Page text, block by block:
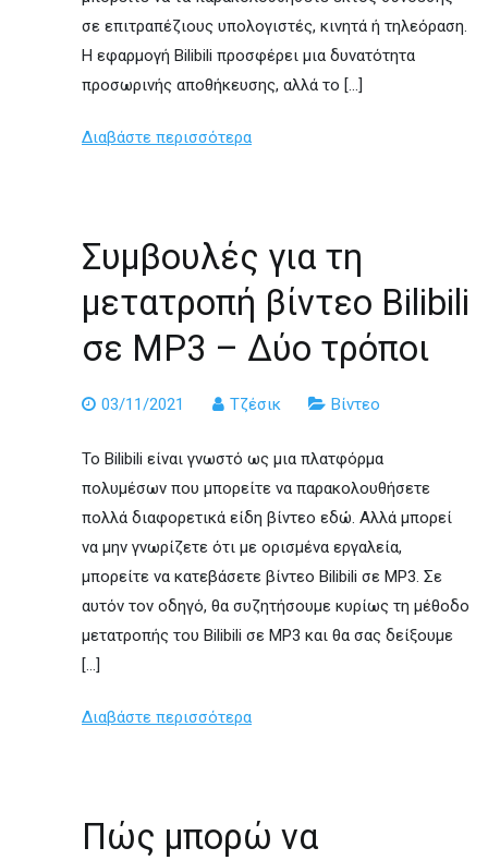
σε επιτραπέζιους υπολογιστές, κινητά ή τηλεόραση.
Η εφαρμογή Bilibili προσφέρει μια δυνατότητα
προσωρινής αποθήκευσης, αλλά το […]
Διαβάστε περισσότερα
Συμβουλές για τη
μετατροπή βίντεο Bilibili
σε MP3 – Δύο τρόποι
03/11/2021 Τζέσικ Βίντεο
Το Bilibili είναι γνωστό ως μια πλατφόρμα
πολυμέσων που μπορείτε να παρακολουθήσετε
πολλά διαφορετικά είδη βίντεο εδώ. Αλλά μπορεί
να μην γνωρίζετε ότι με ορισμένα εργαλεία,
μπορείτε να κατεβάσετε βίντεο Bilibili σε MP3. Σε
αυτόν τον οδηγό, θα συζητήσουμε κυρίως τη μέθοδο
μετατροπής του Bilibili σε MP3 και θα σας δείξουμε
[…]
Διαβάστε περισσότερα
Πώς μπορώ να